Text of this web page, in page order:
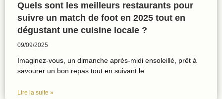
Quels sont les meilleurs restaurants pour
suivre un match de foot en 2025 tout en
dégustant une cuisine locale ?
09/09/2025
Imaginez-vous, un dimanche après-midi ensoleillé, prêt à
savourer un bon repas tout en suivant le
Lire la suite »